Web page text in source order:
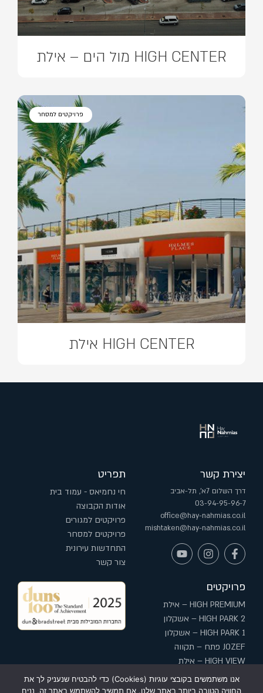
HIGH CENTER מול הים – אילת
פרויקטים למסחר
HIGH CENTER אילת
יצירת קשר
דרך השלום 7א', תל-אביב
03-94-95-96-7
office@hay-nahmias.co.il
mishtaken@hay-nahmias.co.il
תפריט
חי נחמיאס - עמוד בית
אודות הקבוצה
פרויקטים למגורים
פרויקטים למסחר
התחדשות עירונית
צור קשר
פרויקטים
HIGH PREMIUM – אילת
HIGH PARK 2 – אשקלון
HIGH PARK 1 – אשקלון
JOZEF פתח – תקווה
HIGH VIEW – אילת
HIGH בשדרה – עפולה
אנו משתמשים בקובצי עוגיות (Cookies) כדי להבטיח שנעניק לך את
החוויה הטובה ביותר באתר שלנו. אם תמשיך להשתמש באתר זה, נניח